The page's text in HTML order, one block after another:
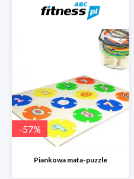
-57%
Piankowa mata-puzzle